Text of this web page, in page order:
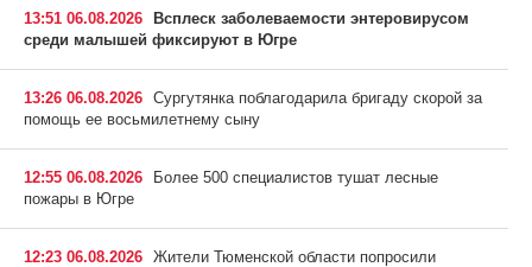
13:51 06.08.2026 Всплеск заболеваемости энтеровирусом
среди малышей фиксируют в Югре
13:26 06.08.2026 Сургутянка поблагодарила бригаду скорой за
помощь ее восьмилетнему сыну
12:55 06.08.2026
Более 500 специалистов тушат лесные
пожары в Югре
12:23 06.08.2026 Жители Тюменской области попросили